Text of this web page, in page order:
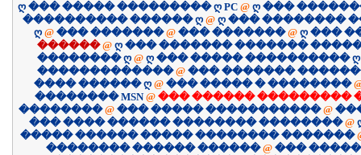
ღ ��� ����� ��������� ღ PC @ ღ ���
���������� ������ ღ @ ღ ��� ��������
ღ @ ��� ������� @ ��� ������� @ ღ ���
������ @ ღ ��� ������� �������
�������� ღ @ ღ ��� ����� ���������� ღ
������������� @ ��� �������
���� ������ ღ @ ��� ����� � ��������
�������� MSN @ ��� ������ ���������
�������� @ ��� ����� ����������� @
��� ���� ������ �������� �������� @
����� ������ ����� �������� �������
�������� ������ ������ @ ���